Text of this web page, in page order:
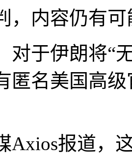
，内容仍有
于伊朗将“无
匿名美国高
报道，这